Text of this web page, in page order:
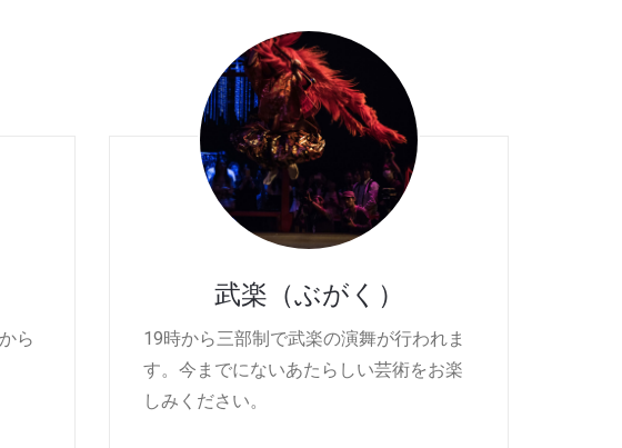
ら
武楽（ぶがく）
19時から三部制で武楽の演舞が行われま
す。今までにないあたらしい芸術をお楽
しみください。